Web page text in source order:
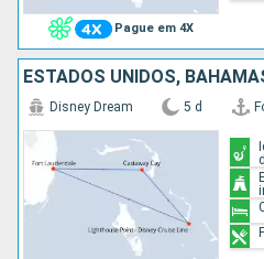
Pague em 4X
ESTADOS UNIDOS,
Disney Dream 5 d